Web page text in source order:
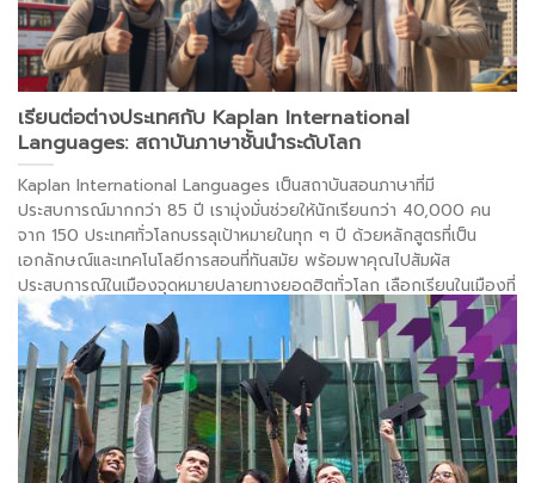
เรียนต่อต่างประเทศกับ Kaplan International
Languages: สถาบันภาษาชั้นนำระดับโลก
Kaplan International Languages เป็นสถาบันสอนภาษาที่มี
ประสบการณ์มากกว่า 85 ปี เรามุ่งมั่นช่วยให้นักเรียนกว่า 40,000 คน
จาก 150 ประเทศทั่วโลกบรรลุเป้าหมายในทุก ๆ ปี ด้วยหลักสูตรที่เป็น
เอกลักษณ์และเทคโนโลยีการสอนที่ทันสมัย พร้อมพาคุณไปสัมผัส
ประสบการณ์ในเมืองจุดหมายปลายทางยอดฮิตทั่วโลก เลือกเรียนในเมืองที่
เป็นจุดศูนย์กลางของโลกใน 5 ประเทศ ได้เเก่ USA, UK, Canada,
Ireland, Europe (French/German) . . .
อ่านต่อ >